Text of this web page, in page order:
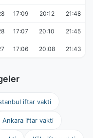
17:09 20:12 21:48
17:07 20:10 21:45
17:06 20:08 21:43
iftar vakti
Ankara iftar vakti